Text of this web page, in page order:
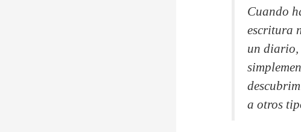
Cuando
escritura
un diario,
a otros